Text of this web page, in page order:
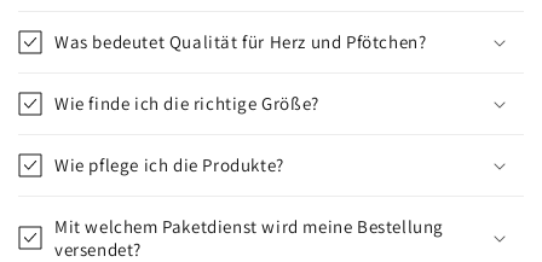
Was bedeutet Qualität für Herz und Pfötchen?
Wie finde ich die richtige Größe?
Wie pflege ich die Produkte?
Mit welchem Paketdienst wird meine Bestellung
versendet?